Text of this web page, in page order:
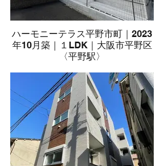
ハーモニーテラス平野市町｜2023
年10月築｜１LDK｜大阪市平野区
〈平野駅〉